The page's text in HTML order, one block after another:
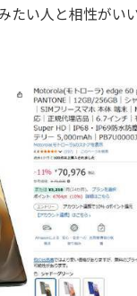
い人と相性がいい